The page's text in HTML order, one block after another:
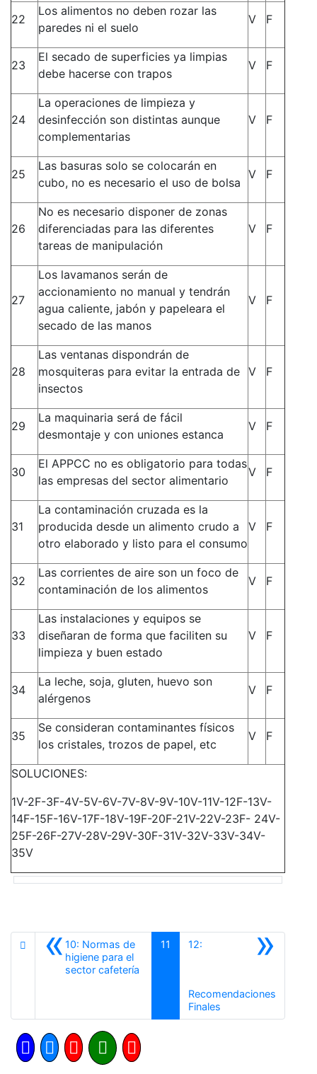
22
Los alimentos no deben rozar las
paredes ni el suelo
V F
23
El secado de superficies ya limpias
debe hacerse con trapos
V F
24
La operaciones de limpieza y
desinfección son distintas aunque
complementarias
V F
25
Las basuras solo se colocarán en
cubo, no es necesario el uso de bolsa
V F
26
No es necesario disponer de zonas
diferenciadas para las diferentes
tareas de manipulación
V F
27
Los lavamanos serán de
accionamiento no manual y tendrán
agua caliente, jabón y papeleara el
secado de las manos
V F
28
Las ventanas dispondrán de
mosquiteras para evitar la entrada de
insectos
V F
29
La maquinaria será de fácil
desmontaje y con uniones estanca
V F
30
El APPCC no es obligatorio para todas
las empresas del sector alimentario
V F
31
La contaminación cruzada es la
producida desde un alimento crudo a
otro elaborado y listo para el consumo
V F
32
Las corrientes de aire son un foco de
contaminación de los alimentos
V F
33
Las instalaciones y equipos se
diseñaran de forma que faciliten su
limpieza y buen estado
V F
34
La leche, soja, gluten, huevo son
alérgenos
V F
35
Se consideran contaminantes físicos
los cristales, trozos de papel, etc
V F
SOLUCIONES:
1V-2F-3F-4V-5V-6V-7V-8V-9V-10V-11V-12F-13V-
14F-15F-16V-17F-18V-19F-20F-21V-22V-23F- 24V-
25F-26F-27V-28V-29V-30F-31V-32V-33V-34V-
35V
«10: Normas de
higiene para el
sector cafetería
11 »
12:
Recomendaciones
Finales